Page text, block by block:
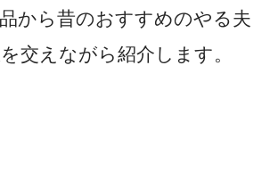
から昔のおすすめのやる夫
交えながら紹介します。